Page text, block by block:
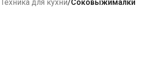
Техника для кухни Соковыжималки